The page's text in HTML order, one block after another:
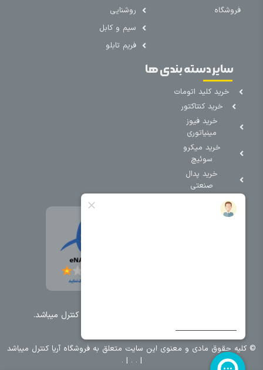
فروشگاه
روشنایی
سیم و کابل
فریم تابلو
سایر دسته بندی ها
خرید کلید اتومات
خرید کنتاکتور
خرید فیوز
مینیاتوری
خرید میکرو
سوئیچ
خرید پدال
صنعتی
تمامی حقوق مطالب و سایت نزد شرکت اریا کنترل میباشد.
© کليه حقوق مادی و معنوی اين سايت متعلق به فروشگاه آریا کنترل ميباشد
|
. .
| .